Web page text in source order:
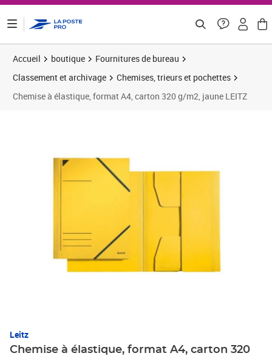
Accueil boutique
Fournitures de bureau
Classement et archivage
Chemises, trieurs et pochettes
Chemise à élastique, format A4, carton 320 g/m2, jaune LEITZ
Leitz
Chemise à élastique, format A4, carton 320